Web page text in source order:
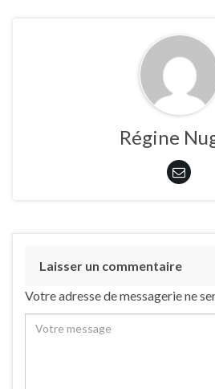
Régine
Laisser un commentaire
Votre adresse de messagerie ne